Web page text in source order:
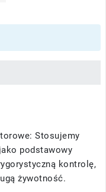
Stosujemy
podstawowy
kontrolę,
żywotność.